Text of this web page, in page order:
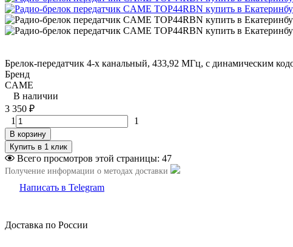
Брелок-передатчик 4-х канальный, 433,92 МГц, с динамическим
Бренд
CAME
В наличии
3 350 ₽
1
1
В корзину
Всего просмотров этой страницы: 47
Получение информации о методах доставки
Написать в Telegram
Доставка по России